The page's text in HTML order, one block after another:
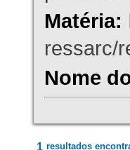
Matéria:
ressarc/
Nome
1 resultados